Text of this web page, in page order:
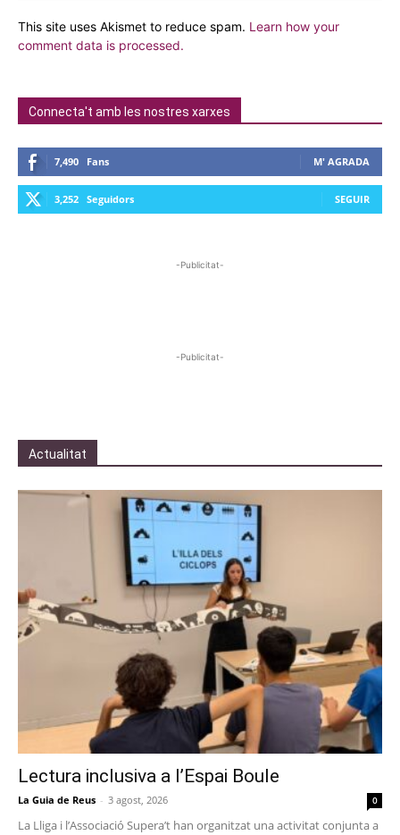
This site uses Akismet to reduce spam. Learn how your
comment data is processed.
Connecta't amb les nostres xarxes
7,490 Fans M' AGRADA
3,252 Seguidors SEGUIR
-Publicitat-
-Publicitat-
Actualitat
Lectura inclusiva a l’Espai Boule
La Guia de Reus - 3 agost, 2026 0
La Lliga i l’Associació Supera’t han organitzat una activitat conjunta a